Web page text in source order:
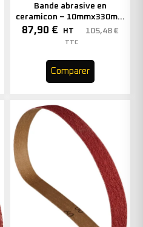
Bande abrasive en
ceramicon – 10mmx330mm
– Grain 40 – 333001 (x50)
87,90 € HT 105,48 €
TTC
Comparer